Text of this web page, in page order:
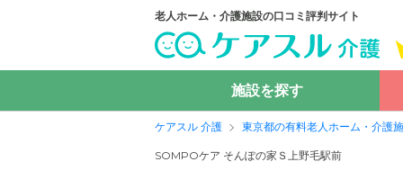
老人ホーム・介護施設の口コミ評判サイト
施設を探す
ケアスル 介護 東京都の有料老人ホーム・介護
SOMPOケア そんぽの家Ｓ上野毛駅前